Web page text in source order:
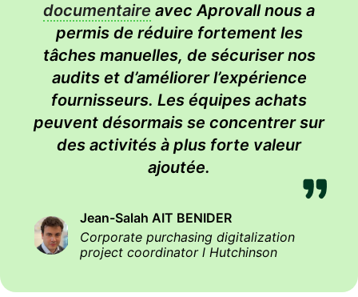
documentaire avec Aprovall nous a
permis de réduire fortement les
tâches manuelles, de sécuriser nos
audits et d’améliorer l’expérience
fournisseurs. Les équipes achats
peuvent désormais se concentrer sur
des activités à plus forte valeur
ajoutée.
Jean-Salah AIT BENIDER
Corporate purchasing digitalization
project coordinator l Hutchinson